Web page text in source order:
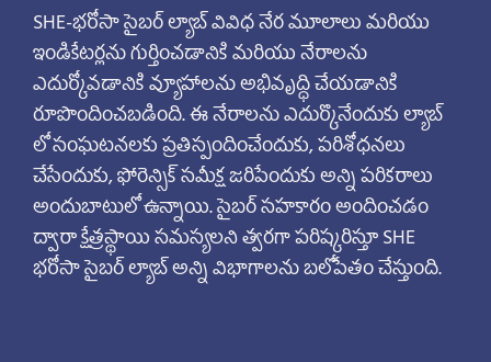
SHE-భరోసా సైబర్ ల్యాబ్ వివిధ నేర మూలాలు మరియు
ఇండికేటర్లను గుర్తించడానికి మరియు నేరాలను
ఎదుర్కోవడానికి వ్యూహాలను అభివృద్ధి చేయడానికి
రూపొందించబడింది. ఈ నేరాలను ఎదుర్కొనేందుకు ల్యాబ్
లో సంఘటనలకు ప్రతిస్పందించేందుకు, పరిశోధనలు
చేసేందుకు, ఫోరెన్సిక్ సమీక్ష జరిపేందుకు అన్ని పరికరాలు
అందుబాటులో ఉన్నాయి. సైబర్ సహకారం అందించడం
ద్వారా క్షేత్రస్థాయి సమస్యలని త్వరగా పరిష్కరిస్తూ SHE
భరోసా సైబర్ ల్యాబ్ అన్ని విభాగాలను బలోపేతం చేస్తుంది.